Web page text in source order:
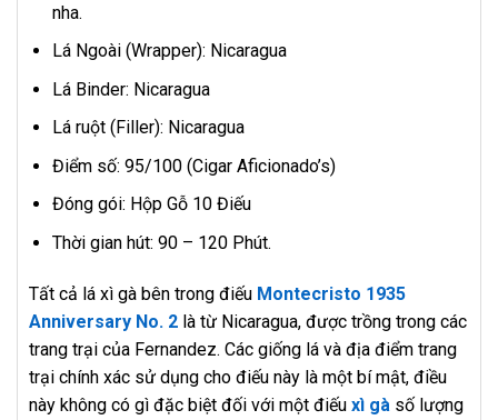
nha.
Lá Ngoài (Wrapper): Nicaragua
Lá Binder: Nicaragua
Lá ruột (Filler): Nicaragua
Điểm số: 95/100 (Cigar Aficionado’s)
Đóng gói: Hộp Gỗ 10 Điếu
Thời gian hút: 90 – 120 Phút.
Tất cả lá xì gà bên trong điếu Montecristo 1935
Anniversary No. 2 là từ Nicaragua, được trồng trong các
trang trại của Fernandez. Các giống lá và địa điểm trang
trại chính xác sử dụng cho điếu này là một bí mật, điều
này không có gì đặc biệt đối với một điếu xì gà số lượng